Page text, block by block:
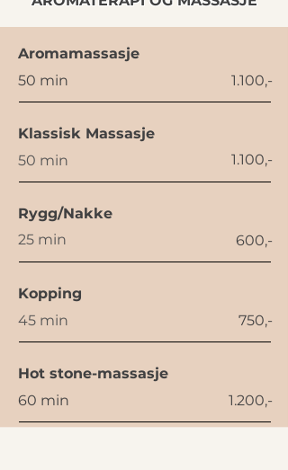
Aromamassasje
50 min
1.100,-
Klassisk Massasje
50 min
1.100,-
Rygg/Nakke
25 min
600,-
Kopping
45 min
750,-
Hot stone-massasje
60 min
1.200,-